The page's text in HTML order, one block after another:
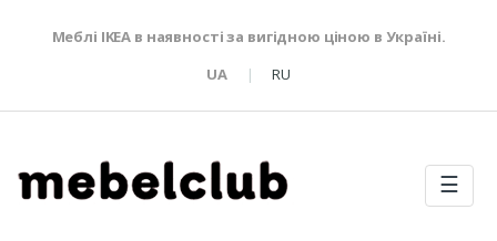
Меблі IKEA в наявності за вигідною ціною в Україні.
UA
RU
☰